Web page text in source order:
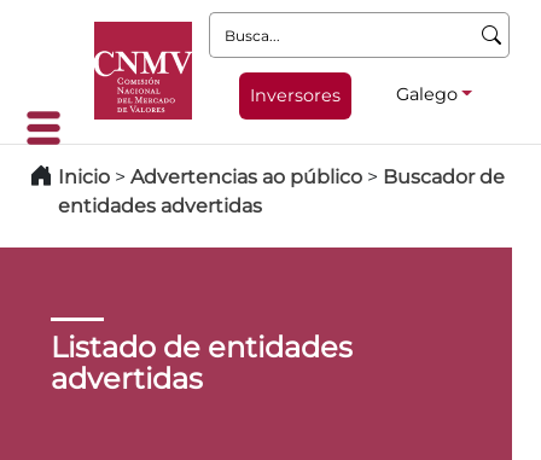
Busca:
Inversores Galego
Inicio > Advertencias ao público > Buscador de
entidades advertidas
Listado de entidades
advertidas